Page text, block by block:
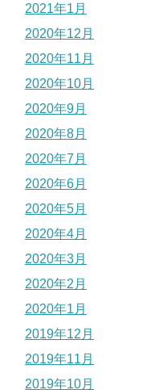
2021年1月
2020年12月
2020年11月
2020年10月
2020年9月
2020年8月
2020年7月
2020年6月
2020年5月
2020年4月
2020年3月
2020年2月
2020年1月
2019年12月
2019年11月
2019年10月